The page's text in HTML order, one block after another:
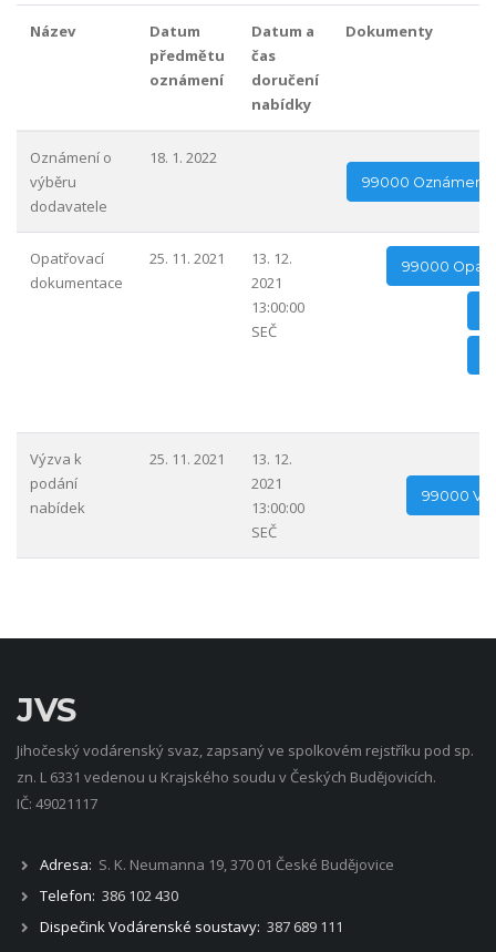
Název
Datum
předmětu
oznámení
Datum a
čas
doručení
nabídky
Dokumenty
Oznámení o
výběru
dodavatele
18. 1. 2022
99000 Oznámení
Opatřovací
dokumentace
25. 11. 2021
13. 12.
2021
13:00:00
SEČ
99000
Výzva k
podání
nabídek
25. 11. 2021
13. 12.
2021
13:00:00
SEČ
99000
JVS
Jihočeský vodárenský svaz, zapsaný ve spolkovém rejstříku pod sp.
zn. L 6331 vedenou u Krajského soudu v Českých Budějovicích.
IČ: 49021117
Adresa: S. K. Neumanna 19, 370 01 České Budějovice
Telefon: 386 102 430
Dispečink Vodárenské soustavy: 387 689 111